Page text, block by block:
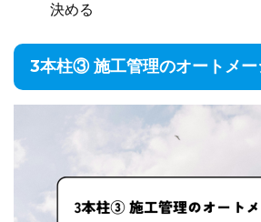
決める
3本柱③ 施工管理のオートメー